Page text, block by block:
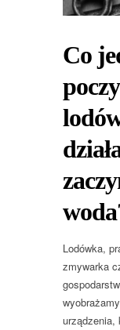
Co
Lodówka,
zmywarka
urządzenia,